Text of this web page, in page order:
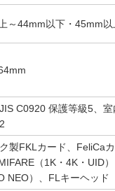
～44mm以下・45mm
C0920 保護等級5、
製FKLカード、FeliCa
（1K・4K・UID
NEO）、FLキーヘッド